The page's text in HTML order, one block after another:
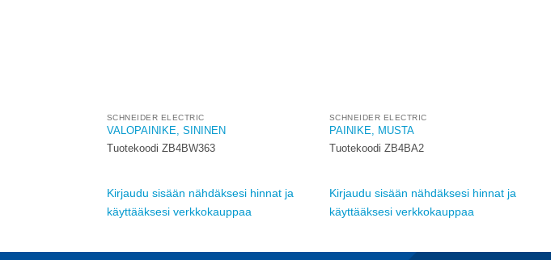
SCHNEIDER ELECTRIC
VALOPAINIKE, SININEN
Tuotekoodi ZB4BW363
Kirjaudu sisään nähdäksesi hinnat ja
käyttääksesi verkkokauppaa
SCHNEIDER ELECTRIC
PAINIKE, MUSTA
Tuotekoodi ZB4BA2
Kirjaudu sisään nähdäksesi hinnat ja
käyttääksesi verkkokauppaa